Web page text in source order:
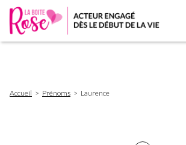
d'Ariane
Accueil Prénoms Laurence